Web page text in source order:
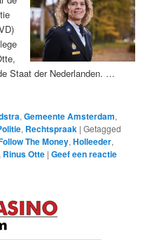
Staat der Nederlanden. …
,Gemeente Amsterdam,
, Rechtspraak |Getagged
The Money,Holleeder,
Rinus Otte |Geef een reactie